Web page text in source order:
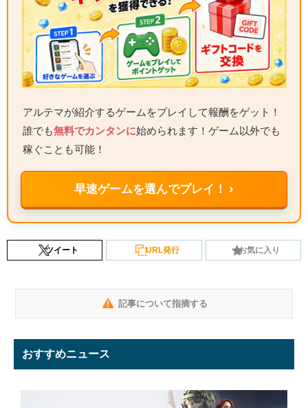
アルテマが紹介するゲームをプレイして報酬をゲット！
誰でも無料でカンタンに始められます！ゲーム以外でも
稼ぐことも可能！
早速ゲームを選んでプレイ！ ›
ツイート URL発行 お気に入り
記事について指摘する
おすすめニュース